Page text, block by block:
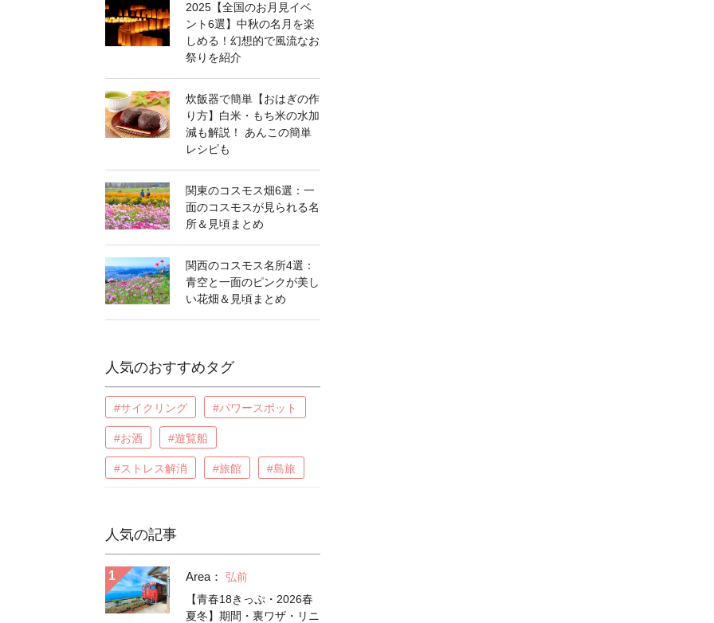
2025【全国のお月見イベ
ント6選】中秋の名月を楽
しめる！幻想的で風流なお
祭りを紹介
炊飯器で簡単【おはぎの作
り方】白米・もち米の水加
減も解説！ あんこの簡単
レシピも
関東のコスモス畑6選：一
面のコスモスが見られる名
所＆見頃まとめ
関西のコスモス名所4選：
青空と一面のピンクが美し
い花畑＆見頃まとめ
人気のおすすめタグ
#サイクリング #パワースポット
#お酒 #遊覧船
#ストレス解消 #旅館 #島旅
人気の記事
Area：
弘前
【青春18きっぷ・2026春
夏冬】期間・裏ワザ・リニ